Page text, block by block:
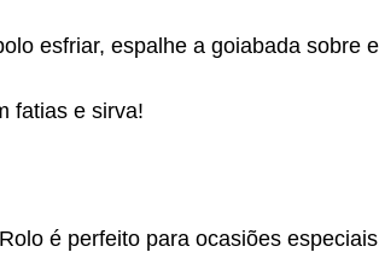
esfriar, espalhe a goiabada sobre
fatias e sirva!
é perfeito para ocasiões